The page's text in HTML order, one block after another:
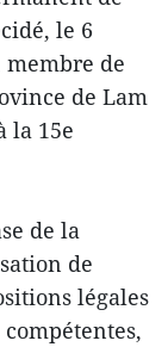
le 6
membre de
de Lam
la 15e
de la
de
légales